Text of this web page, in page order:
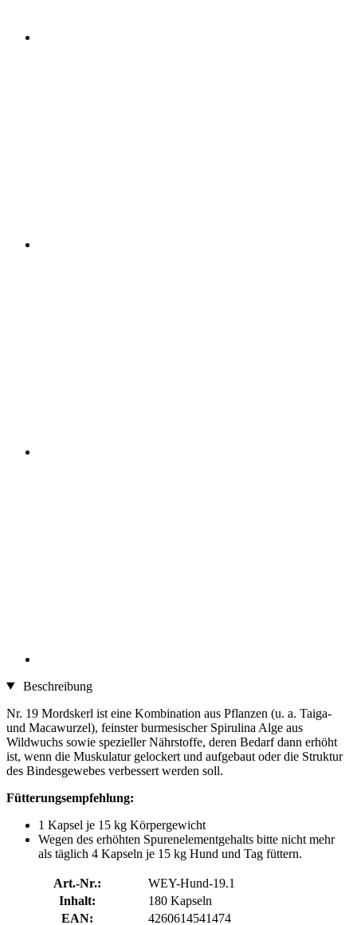
Beschreibung
Nr. 19 Mordskerl ist eine Kombination aus Pflanzen (u. a. Taiga-
und Macawurzel), feinster burmesischer Spirulina Alge aus
Wildwuchs sowie spezieller Nährstoffe, deren Bedarf dann erhöht
ist, wenn die Muskulatur gelockert und aufgebaut oder die Struktur
des Bindesgewebes verbessert werden soll.
Fütterungsempfehlung:
1 Kapsel je 15 kg Körpergewicht
Wegen des erhöhten Spurenelementgehalts bitte nicht mehr
als täglich 4 Kapseln je 15 kg Hund und Tag füttern.
Art.-Nr.:
WEY-Hund-19.1
Inhalt:
180 Kapseln
EAN:
4260614541474